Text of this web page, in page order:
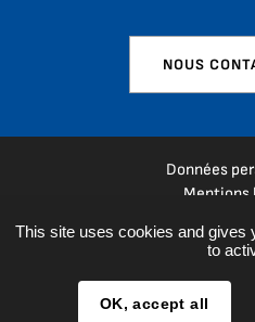
NOUS
Données
Mentions
Espace
This site uses cookies and gives
to
OK, accept all